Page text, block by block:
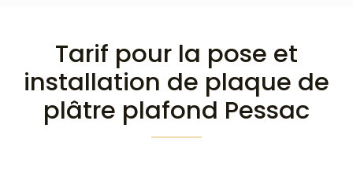
Tarif pour la pose et
installation de plaque de
plâtre plafond Pessac